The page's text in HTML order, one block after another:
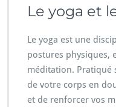
Le yoga et
Le yoga est une
postures physiques,
méditation. Pratiqué
de votre corps en
et de renforcer vos